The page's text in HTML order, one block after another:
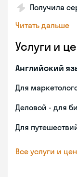
Получила
Читать дальше
Услуги и
Английский
Для
Деловой - для
Для
Все услуги и